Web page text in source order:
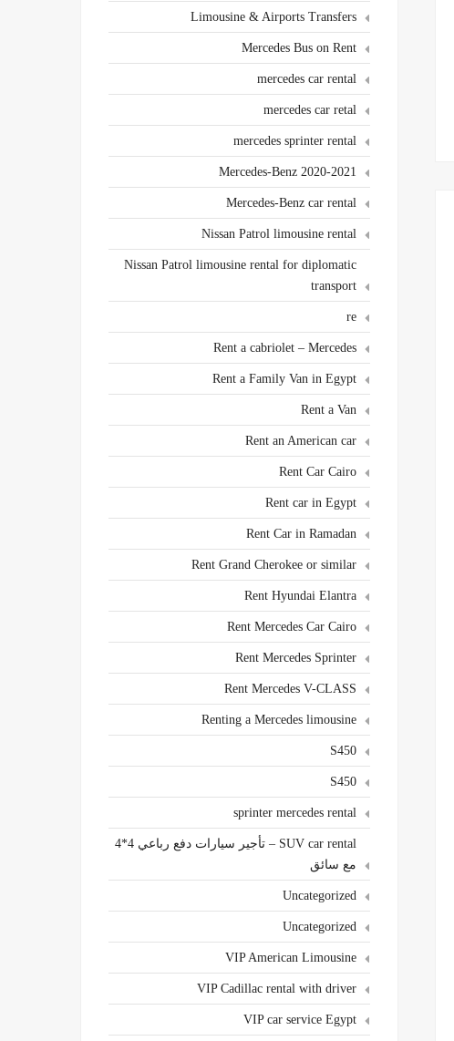
Limousine & Airports Transfers
Mercedes Bus on Rent
mercedes car rental
mercedes car retal
mercedes sprinter rental
Mercedes-Benz 2020-2021
Mercedes-Benz car rental
Nissan Patrol limousine rental
Nissan Patrol limousine rental for diplomatic
transport
re
Rent a cabriolet – Mercedes
Rent a Family Van in Egypt
Rent a Van
Rent an American car
Rent Car Cairo
Rent car in Egypt
Rent Car in Ramadan
Rent Grand Cherokee or similar
Rent Hyundai Elantra
Rent Mercedes Car Cairo
Rent Mercedes Sprinter
Rent Mercedes V-CLASS
Renting a Mercedes limousine
S450
S450
sprinter mercedes rental
SUV car rental – تأجير سيارات دفع رباعي 4*4
مع سائق
Uncategorized
Uncategorized
VIP American Limousine
VIP Cadillac rental with driver
VIP car service Egypt